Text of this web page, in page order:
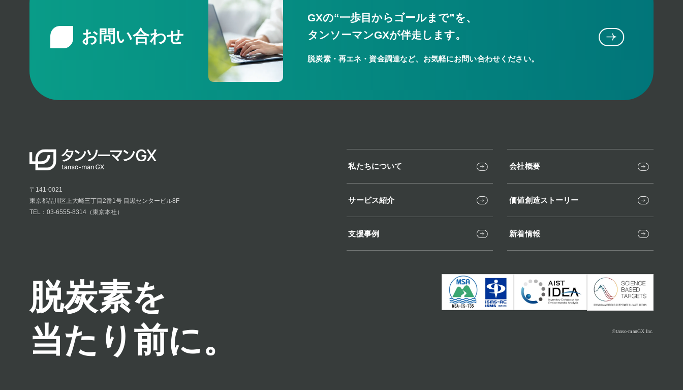
お問い合わせ
GXの“一歩目からゴールまで”を、
タンソーマンGXが伴走します。
脱炭素・再エネ・資金調達など、お気軽にお問い合わせください。
〒141-0021
東京都品川区上大崎三丁目2番1号 目黒センタービル8F
TEL：03-6555-8314（東京本社）
私たちについて
サービス紹介
支援事例
会社概要
価値創造ストーリー
新着情報
脱炭素を
当たり前に。
©tanso-manGX Inc.